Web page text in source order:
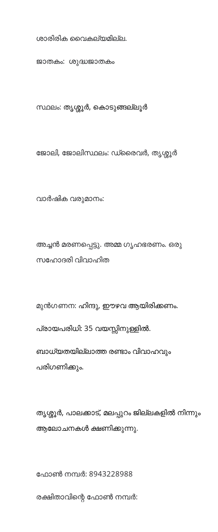
ശാരിരിക വൈകല്യമില്ല.
ജാതകം: ശുദ്ധജാതകം
സ്ഥലം: തൃശ്ശൂർ, കൊടുങ്ങല്ലൂർ
ജോലി, ജോലിസ്ഥലം: ഡ്രൈവർ, തൃശ്ശൂർ
വാർഷിക വരുമാനം:
അച്ചൻ മരണപ്പെട്ടു. അമ്മ ഗൃഹഭരണം. ഒരു
സഹോദരി വിവാഹിത
മുൻഗണന: ഹിന്ദു, ഈഴവ ആയിരിക്കണം.
പ്രായപരിധി: 35 വയസ്സിനുള്ളിൽ.
ബാധ്യതയില്ലാത്ത രണ്ടാം വിവാഹവും
പരിഗണിക്കും.
തൃശ്ശൂർ, പാലക്കാട്, മലപ്പുറം ജില്ലകളിൽ നിന്നും
ആലോചനകൾ ക്ഷണിക്കുന്നു.
ഫോൺ നമ്പർ: 8943228988
രക്ഷിതാവിന്റെ ഫോൺ നമ്പർ: